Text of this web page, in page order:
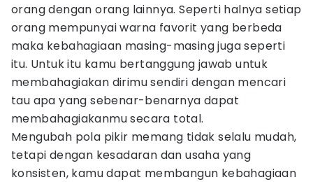
orang dengan orang lainnya. Seperti halnya setiap
orang mempunyai warna favorit yang berbeda
maka kebahagiaan masing-masing juga seperti
itu. Untuk itu kamu bertanggung jawab untuk
membahagiakan dirimu sendiri dengan mencari
tau apa yang sebenar-benarnya dapat
membahagiakanmu secara total.
Mengubah pola pikir memang tidak selalu mudah,
tetapi dengan kesadaran dan usaha yang
konsisten, kamu dapat membangun kebahagiaan